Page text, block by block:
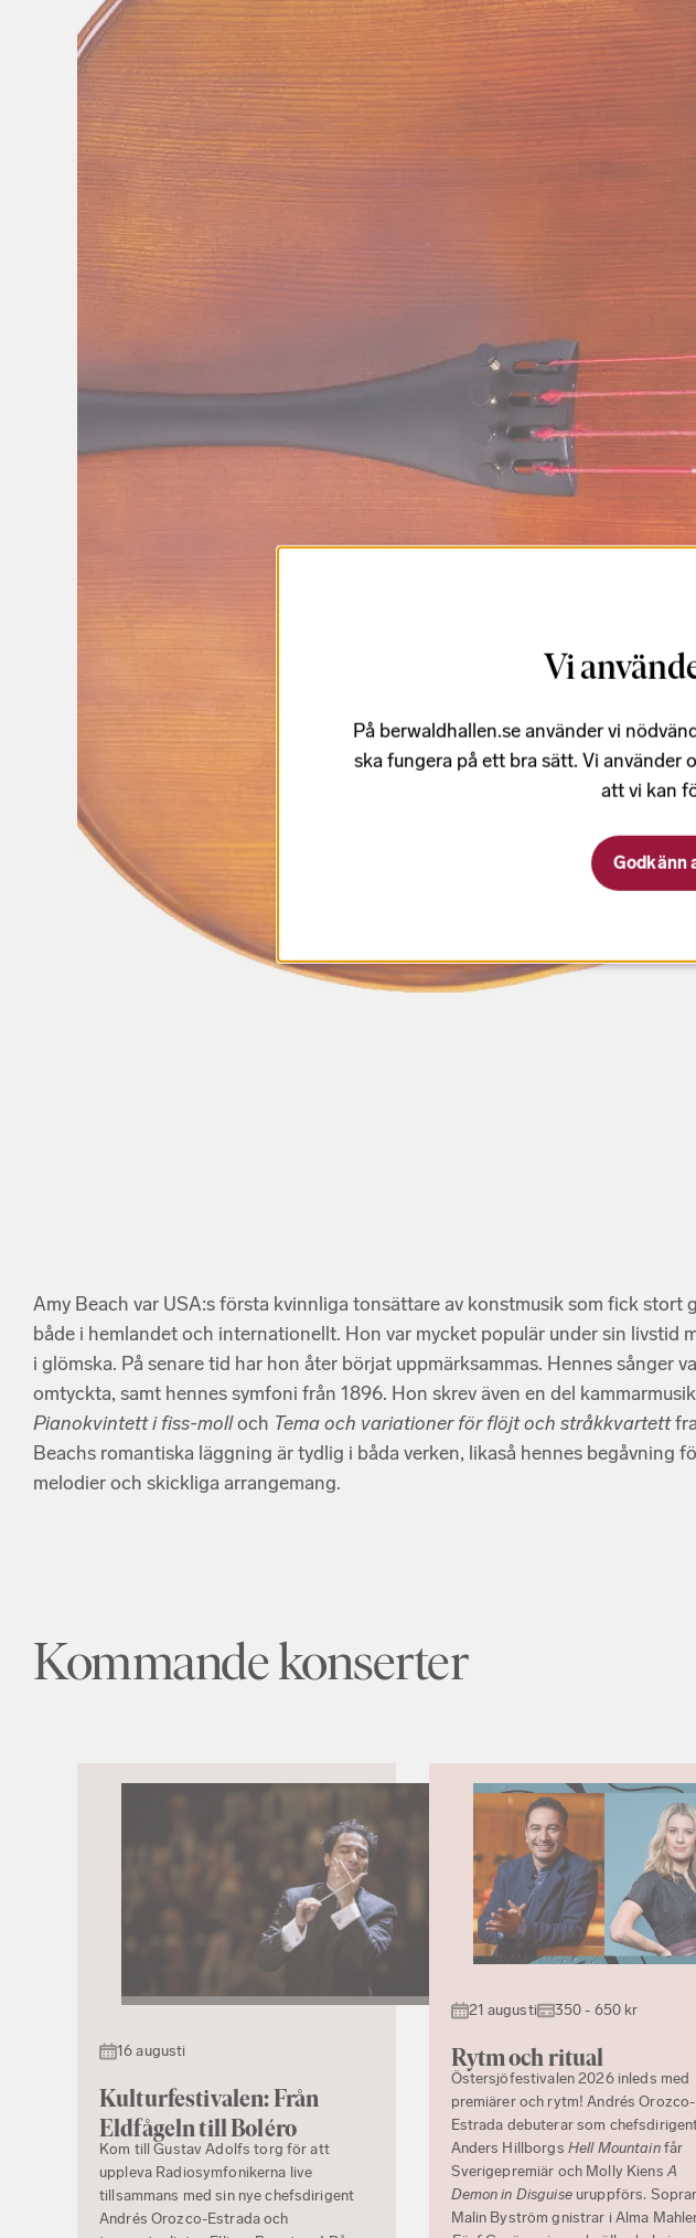
Amy Beach var USA:s första kvinnliga tonsättare av konstmusik som fick stort
både i hemlandet och internationellt. Hon var mycket populär under sin livstid
i glömska. På senare tid har hon åter börjat uppmärksammas. Hennes sånger
omtyckta, samt hennes symfoni från 1896. Hon skrev även en del
Pianokvintett i fiss-molloch Tema och variationer för flöjt och stråkkvartett
Beachs romantiska läggning är tydlig i båda verken, likaså hennes begåvning
melodier och skickliga arrangemang.
Kommande konserter
16 augusti
Kulturfestivalen: Från
Eldfågeln till Boléro
Kom till Gustav Adolfs torg för att
uppleva Radiosymfonikerna live
tillsammans med sin nye chefsdirigent
Andrés Orozco-Estrada och
21 augusti 350 - 650 kr
Rytm och ritual
Östersjöfestivalen 2026 inleds med
premiärer och rytm! Andrés Orozco-
Estrada debuterar som
Anders Hillborgs Hell Mountainfår
Sverigepremiär och Molly KiensA
Demon in Disguiseuruppförs.
Malin Byström gnistrar i Alma
Vi
På berwaldhallen.se använder vi
ska fungera på ett bra sätt. Vi använder
att vi kan
Godkänn